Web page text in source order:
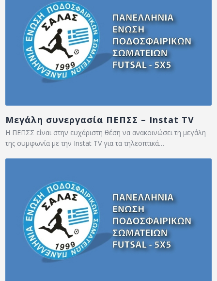
Μεγάλη συνεργασία ΠΕΠΣΣ – Instat TV
Η ΠΕΠΣΣ είναι στην ευχάριστη θέση να ανακοινώσει τη μεγάλη
της συμφωνία με την Instat TV για τα τηλεοπτικά…